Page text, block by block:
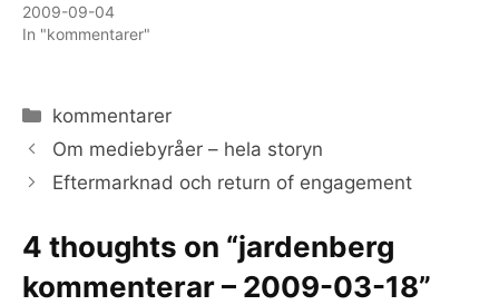
2009-09-04
In "kommentarer"
Categories
kommentarer
Om mediebyråer – hela storyn
Eftermarknad och return of engagement
4 thoughts on “jardenberg
kommenterar – 2009-03-18”